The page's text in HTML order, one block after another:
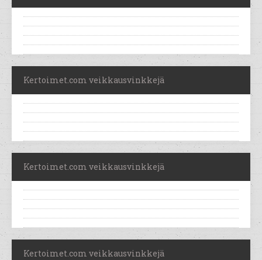
Kertoimet.com veikkausvinkkejä
Kertoimet.com veikkausvinkkejä
Kertoimet.com veikkausvinkkejä